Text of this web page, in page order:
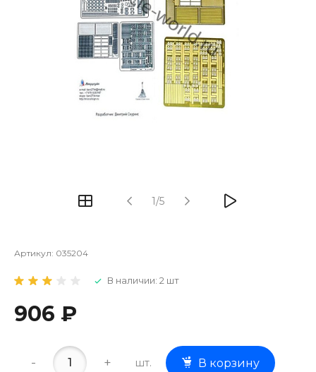
1/5
Артикул: 035204
В наличии: 2 шт
906 ₽
- + шт. В корзину